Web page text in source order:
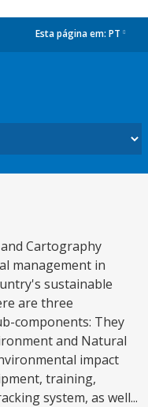
Esta página em: PT
Cartography
management in
sustainable
are three
components: They
and Natural
impact
training,
system, as well...